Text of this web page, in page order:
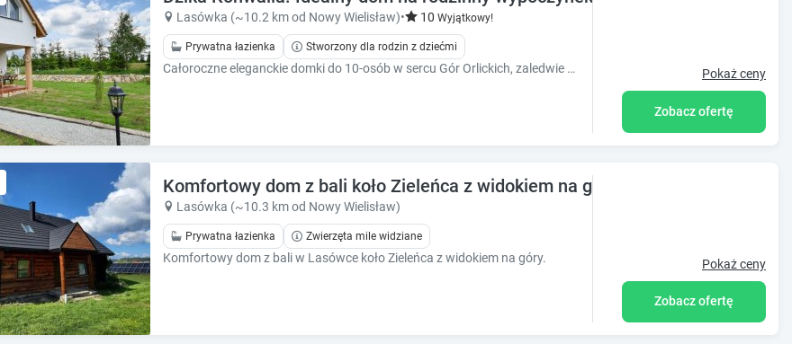
k
e
y
t
o
e
t
e
k
e
y
b
o
a
e
y
h
e
k
e
Lasówka (~10.2 km od Nowy Wielisław)• 10 Wyjątkowy!
Prywatna łazienka Stworzony dla rodzin z dziećmi
Całoroczne eleganckie domki do 10-osób w sercu Gór Orlickich, zaledwie 5min od kurortu narciarskiego w Zieleńcu. U nas zaznasz spokoju i relaksu. Pokaż ceny
Zobacz ofertę
Komfortowy dom z bali koło Zieleńca z widokiem na góry
Lasówka (~10.3 km od Nowy Wielisław)
Prywatna łazienka Zwierzęta mile widziane
Komfortowy dom z bali w Lasówce koło Zieleńca z widokiem na góry. Pokaż ceny
Zobacz ofertę